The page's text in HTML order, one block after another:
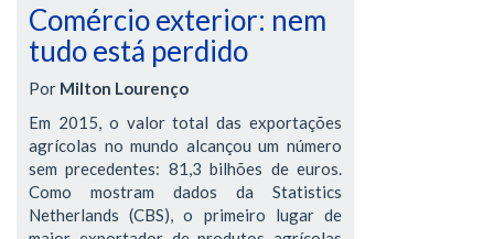
Comércio exterior: nem
tudo está perdido
Por Milton Lourenço
Em 2015, o valor total das exportações
agrícolas no mundo alcançou um número
sem precedentes: 81,3 bilhões de euros.
Como mostram dados da Statistics
Netherlands (CBS), o primeiro lugar de